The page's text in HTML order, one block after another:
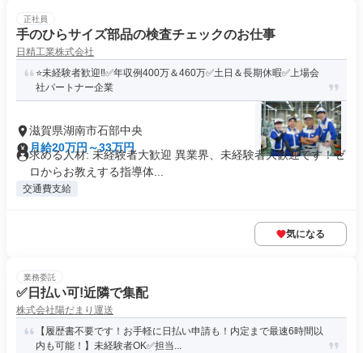
正社員
手のひらサイズ部品の検査チェックのお仕事
日精工業株式会社
⭐未経験者歓迎‼✅年収例400万＆460万✅土日＆長期休暇✅上場会
社パートナー企業
滋賀県湖南市石部中央
月給20万円～33万円
求める人材: 未経験者大歓迎 異業界、未経験者大歓迎です！ゼ
ロからお教えする指導体...
交通費支給
気になる
業務委託
✅日払い可!近隣で集配
株式会社陽だまり運送
【履歴書不要です！お手軽に日払い申請も！内定まで最速6時間以
内も可能！】未経験者OK✅担当...